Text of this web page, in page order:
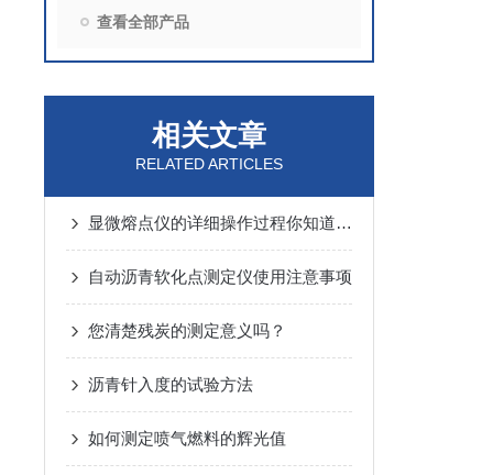
查看全部产品
相关文章
RELATED ARTICLES
显微熔点仪的详细操作过程你知道多少？
自动沥青软化点测定仪使用注意事项
您清楚残炭的测定意义吗？
沥青针入度的试验方法
如何测定喷气燃料的辉光值